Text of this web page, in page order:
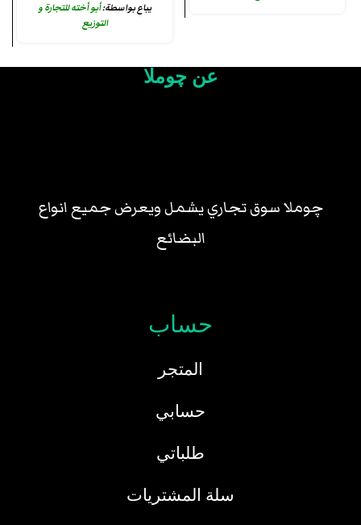
يباع بواسطة:أبو أخته للتجارة و
التوزيع
عن چوملا
چوملا سوق تجاري يشمل ويعرض جميع انواع
البضائع
حساب
المتجر
حسابي
طلباتي
سلة المشتريات